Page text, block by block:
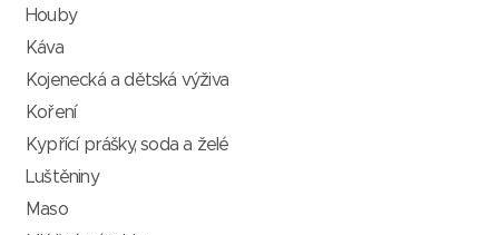
Houby
Káva
Kojenecká a dětská výživa
Koření
Kypřící prášky, soda a želé
Luštěniny
Maso